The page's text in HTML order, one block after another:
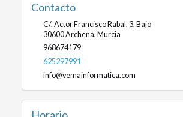
Contacto
C/. Actor Francisco Rabal, 3, Bajo
30600Archena, Murcia
968674179
625297991
info@vemainformatica.com